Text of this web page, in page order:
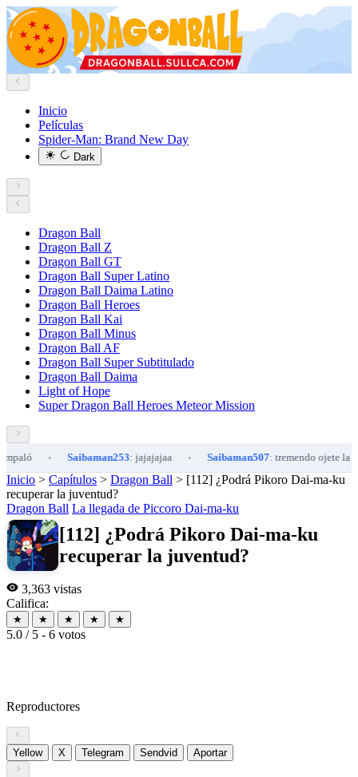
Inicio
Películas
Spider-Man: Brand New Day
Dark
Dragon Ball
Dragon Ball Z
Dragon Ball GT
Dragon Ball Super Latino
Dragon Ball Daima Latino
Dragon Ball Heroes
Dragon Ball Kai
Dragon Ball Minus
Dragon Ball AF
Dragon Ball Super Subtitulado
Dragon Ball Daima
Light of Hope
Super Dragon Ball Heroes Meteor Mission
• Saibaman253: jajajajaa • Saibaman507: tremendo ojete la pan
Inicio > Capítulos > Dragon Ball > [112] ¿Podrá Pikoro Dai-ma-ku
recuperar la juventud?
Dragon Ball La llegada de Piccoro Dai-ma-ku
[112] ¿Podrá Pikoro Dai-ma-ku
recuperar la juventud?
3,363 vistas
Califica:
★ ★ ★ ★ ★
5.0 / 5 - 6 votos
Reproductores
Yellow X Telegram Sendvid Aportar